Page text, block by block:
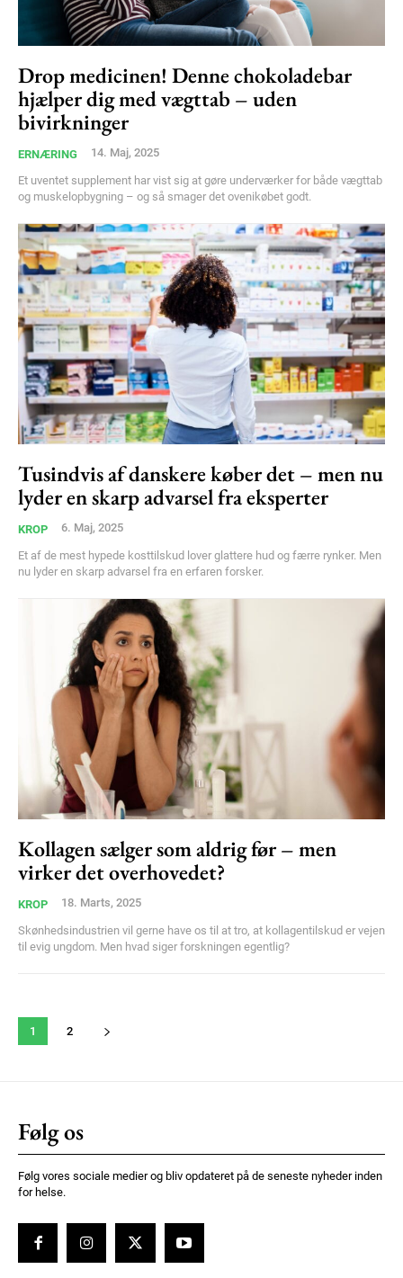
Member full access
100DKK
Etiam est nibh, lobortis sit
Praesent euismod ac
Ut mollis pellentesque tortor
Nullam eu erat condimentum
Donec quis est ac felis
Orci varius natoque dolor
YEARLY PRICING MONTHLY PRICING
Drop medicinen! Denne chokoladebar
hjælper dig med vægttab – uden
bivirkninger
ERNÆRING 14. Maj, 2025
Et uventet supplement har vist sig at gøre underværker for både vægttab
og muskelopbygning – og så smager det ovenikøbet godt.
Tusindvis af danskere køber det – men nu
lyder en skarp advarsel fra eksperter
KROP 6. Maj, 2025
Et af de mest hypede kosttilskud lover glattere hud og færre rynker. Men
nu lyder en skarp advarsel fra en erfaren forsker.
Kollagen sælger som aldrig før – men
virker det overhovedet?
KROP 18. Marts, 2025
Skønhedsindustrien vil gerne have os til at tro, at kollagentilskud er vejen
til evig ungdom. Men hvad siger forskningen egentlig?
1 2
Følg os
Følg vores sociale medier og bliv opdateret på de seneste nyheder inden
for helse.